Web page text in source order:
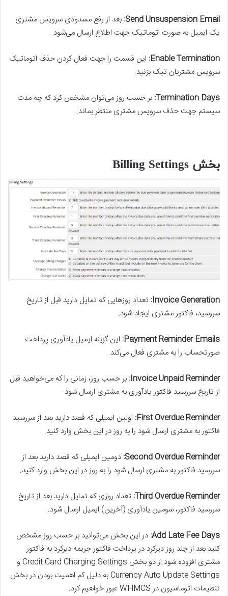
Send Unsuspension Email: بعد از رفع مسدودی سرویس مشتری
یک ایمیل به صورت اتوماتیک جهت اطلاع ارسال می‌شود.
Enable Termination: این قسمت را جهت فعال کردن حذف اتوماتیک
سرویس مشتریان تیک بزنید.
Termination Days: بر حسب روز می‌توان مشخص کرد که چه مدت
سیستم جهت حذف سرویس مشتری منتظر بماند.
بخش Billing Settings
Invoice Generation: تعداد روزهایی که تمایل دارید قبل از تاریخ
سررسید، فاکتور مشتری ایجاد شود.
Payment Reminder Emails: این گزینه ایمیل یادآوری پرداخت
صورتحساب را به مشتری فعال می‌کند.
Invoice Unpaid Reminder: بر حسب روز، زمانی را که می‌خواهید قبل
از تاریخ سررسید فاکتور یادآوری به مشتری ارسال شود.
First Overdue Reminder: اولین ایمیلی که قصد دارید بعد از سررسید
فاکتور به مشتری ارسال شود را به روز در این بخش وارد کنید.
Second Overdue Reminder: دومین ایمیلی که قصد دارید بعد از
سررسید فاکتور به مشتری ارسال شود را به روز در این بخش وارد کنید.
Third Overdue Reminder: تعداد روزی که تمایل دارید بعد از تاریخ
سررسید فاکتور، سومین یادآوری (آخرین) ایمیل ارسال شود.
Add Late Fee Days: در این بخش می‌توانید بر حسب روز مشخص
کنید بعد از چند روز دیرکرد در پرداخت فاکتور جریمه دیرکرد به فاکتور
مشتری افزوده شود.از دو بخش Credit Card Charging Settings و
Currency Auto Update Settings به دلیل کم اهمیت بودن در بخش
تنظیمات اتوماسیون در WHMCS عبور خواهیم کرد.